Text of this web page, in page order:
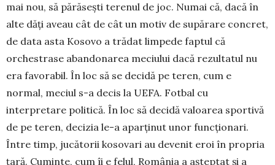
mai nou, să părăsești terenul de joc. Numai că, dacă în
alte dăți aveau cât de cât un motiv de supărare concret,
de data asta Kosovo a trădat limpede faptul că
orchestrase abandonarea meciului dacă rezultatul nu
era favorabil. În loc să se decidă pe teren, cum e
normal, meciul s-a decis la UEFA. Fotbal cu
interpretare politică. În loc să decidă valoarea sportivă
de pe teren, decizia le-a aparținut unor funcționari.
Între timp, jucătorii kosovari au devenit eroi în propria
țară. Cuminte, cum îi e felul, România a așteptat și a